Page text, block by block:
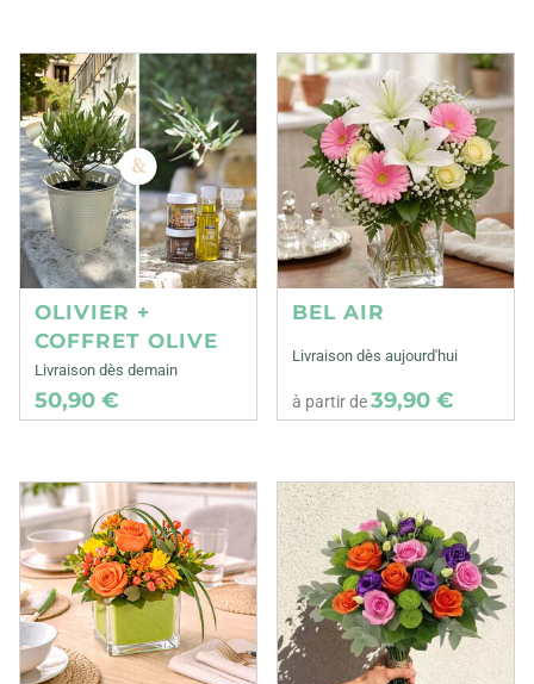
OLIVIER +
COFFRET OLIVE
Livraison dès demain
50,90 €
BEL AIR
Livraison dès aujourd'hui
à partir de39,90 €